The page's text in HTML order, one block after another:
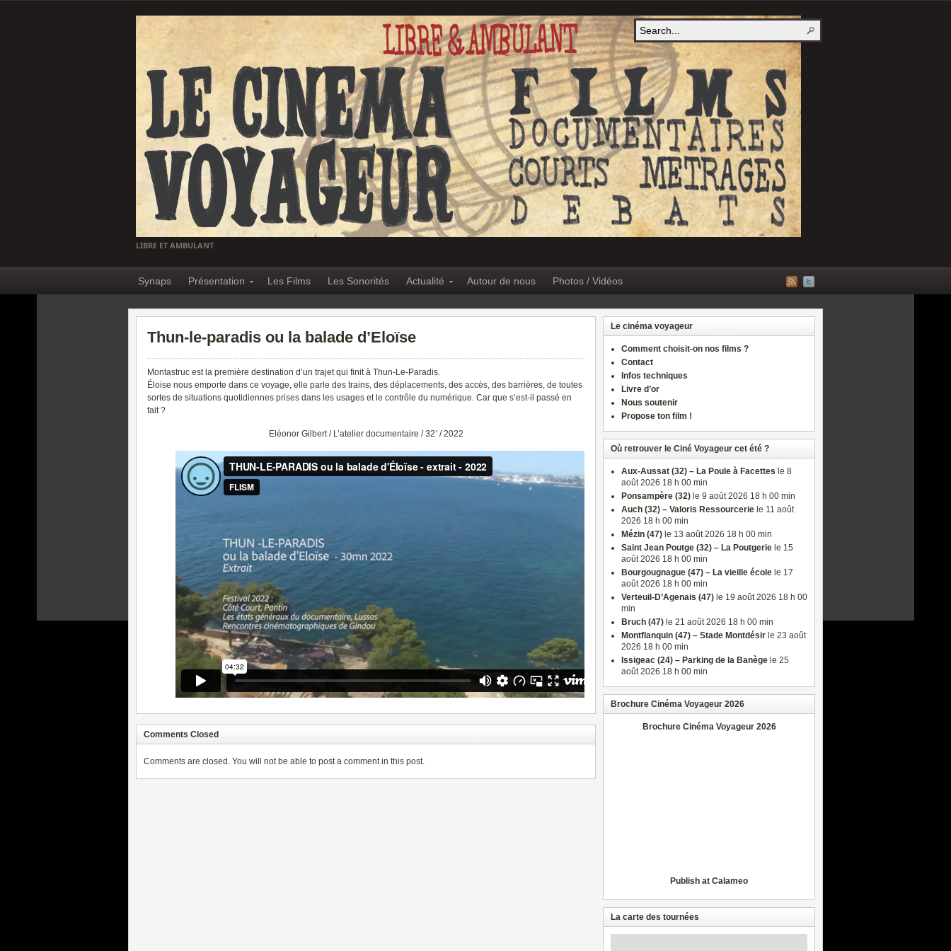
LIBRE ET AMBULANT
Synaps Présentation Les Films Les Sonorités Actualité Autour de nous Photos / Vidéos
Thun-le-paradis ou la balade d’Eloïse
Montastruc est la première destination d’un trajet qui finit à Thun-Le-Paradis.
Éloise nous emporte dans ce voyage, elle parle des trains, des déplacements, des accès, des barrières, de toutes
sortes de situations quotidiennes prises dans les usages et le contrôle du numérique. Car que s’est-il passé en
fait ?
Eléonor Gilbert / L’atelier documentaire / 32’ / 2022
Comments Closed
Comments are closed. You will not be able to post a comment in this post.
Le cinéma voyageur
Comment choisit-on nos films ?
Contact
Infos techniques
Livre d’or
Nous soutenir
Propose ton film !
Où retrouver le Ciné Voyageur cet été ?
Aux-Aussat (32) – La Poule à Facettes le 8
août 2026 18 h 00 min
Ponsampère (32) le 9 août 2026 18 h 00 min
Auch (32) – Valoris Ressourcerie le 11 août
2026 18 h 00 min
Mézin (47) le 13 août 2026 18 h 00 min
Saint Jean Poutge (32) – La Poutgerie le 15
août 2026 18 h 00 min
Bourgougnague (47) – La vieille école le 17
août 2026 18 h 00 min
Verteuil-D’Agenais (47) le 19 août 2026 18 h 00
min
Bruch (47) le 21 août 2026 18 h 00 min
Montflanquin (47) – Stade Montdésir le 23 août
2026 18 h 00 min
Issigeac (24) – Parking de la Banège le 25
août 2026 18 h 00 min
Brochure Cinéma Voyageur 2026
Brochure Cinéma Voyageur 2026
Publish at Calameo
La carte des tournées